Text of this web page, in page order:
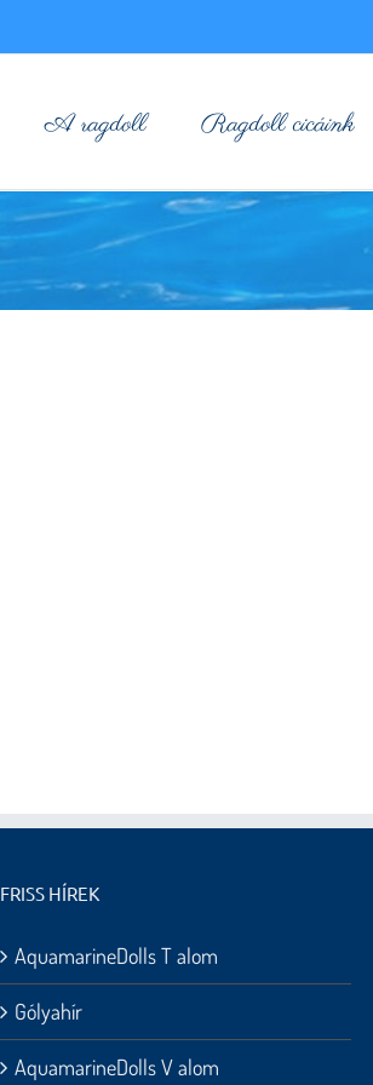
A ragdoll Ragdoll cicáink
FRISS HÍREK
AquamarineDolls T alom
Gólyahír
AquamarineDolls V alom